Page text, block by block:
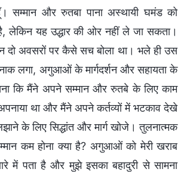
सम्मान और रुतबा पाना अस्थायी घमंड को
लेकिन यह उद्धार की ओर नहीं ले जा सकता।
दो अवसरों पर कैसे सच बोला था। भले ही उस
लगा, अगुआओं के मार्गदर्शन और सहायता के
कि मैंने अपने सम्मान और रुतबे के लिए काम
था और मैंने अपने कर्तव्यों में भटकाव देखे
के लिए सिद्धांत और मार्ग खोजे। तुलनात्मक
कम होना क्या है? अगुआओं को मेरी खराब
में पता है और मुझे इसका बहादुरी से सामना